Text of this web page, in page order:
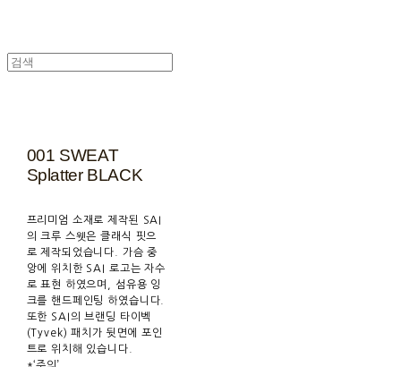
001 SWEAT
Splatter BLACK
프리미엄 소재로 제작된 SAI
의 크루 스웻은 클래식 핏으
로 제작되었습니다. 가슴 중
앙에 위치한 SAI 로고는 자수
로 표현 하였으며, 섬유용 잉
크를 핸드페인팅 하였습니다.
또한 SAI의 브랜딩 타이벡
(Tyvek) 패치가 뒷면에 포인
트로 위치해 있습니다.